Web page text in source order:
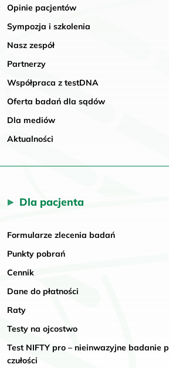
Opinie pacjentów
Sympozja i szkolenia
Nasz zespół
Partnerzy
Współpraca z testDNA
Oferta badań dla sądów
Dla mediów
Aktualności
Dla pacjenta
Formularze zlecenia badań
Punkty pobrań
Cennik
Dane do płatności
Raty
Testy na ojcostwo
Test NIFTY pro – nieinwazyjne badanie
czułości